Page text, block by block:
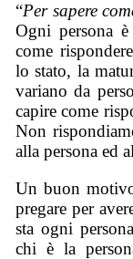
“Per sapere
Ogni persona è
come
lo stato, la
variano da
capire come
Non
alla persona ed
Un buon
pregare per
sta ogni
chi è la